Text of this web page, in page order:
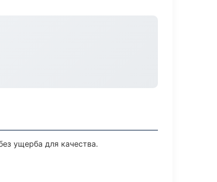
ущерба для качества.